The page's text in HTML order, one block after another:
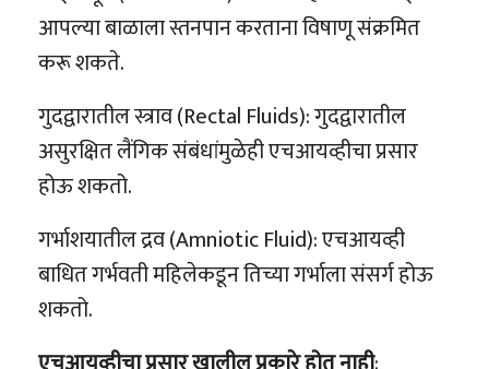
आपल्या बाळाला स्तनपान करताना विषाणू संक्रमित
करू शकते.
गुदद्वारातील स्त्राव (Rectal Fluids): गुदद्वारातील
असुरक्षित लैंगिक संबंधांमुळेही एचआयव्हीचा प्रसार
होऊ शकतो.
गर्भाशयातील द्रव (Amniotic Fluid): एचआयव्ही
बाधित गर्भवती महिलेकडून तिच्या गर्भाला संसर्ग होऊ
शकतो.